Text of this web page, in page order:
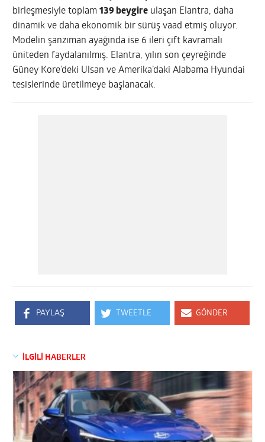
birleşmesiyle toplam139 beygire ulaşan Elantra, daha
dinamik ve daha ekonomik bir sürüş vaad etmiş oluyor.
Modelin şanzıman ayağında ise 6 ileri çift kavramalı
üniteden faydalanılmış. Elantra, yılın son çeyreğinde
Güney Kore’deki Ulsan ve Amerika’daki Alabama Hyundai
tesislerinde üretilmeye başlanacak.
PAYLAŞ TWEETLE GÖNDER
İLGİLİ HABERLER